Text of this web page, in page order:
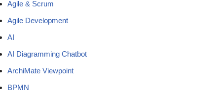
Agile & Scrum
Agile Development
AI
AI Diagramming Chatbot
ArchiMate Viewpoint
BPMN